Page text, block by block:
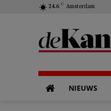
24.6 C Amsterdam
NIEUWS